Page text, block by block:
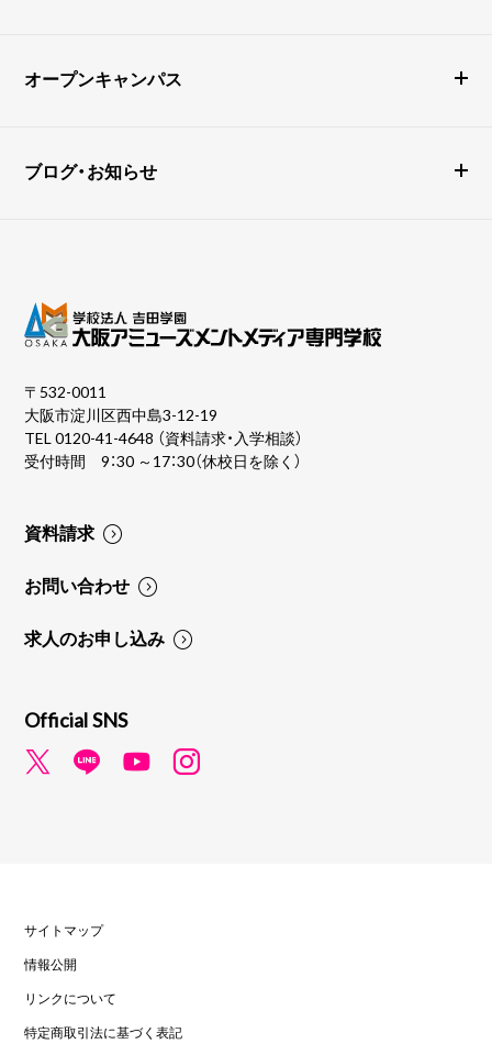
オープンキャンパス
ブログ・お知らせ
〒532-0011
大阪市淀川区西中島3-12-19
TEL0120-41-4648 （資料請求・入学相談）
受付時間 9：30 ～17：30（休校日を除く）
資料請求
お問い合わせ
求人のお申し込み
Official SNS
サイトマップ
情報公開
リンクについて
特定商取引法に基づく表記